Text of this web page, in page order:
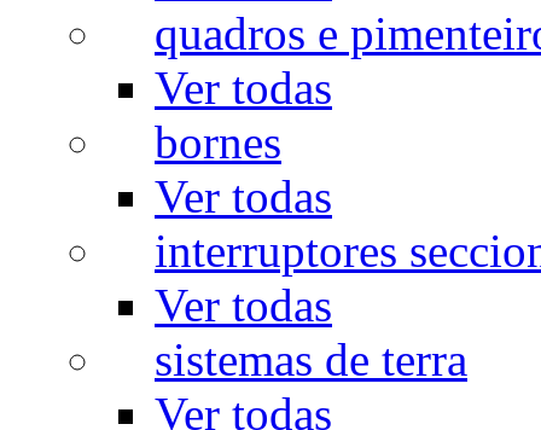
quadros e
Ver todas
bornes
Ver todas
interruptores
Ver todas
sistemas de terra
Ver todas